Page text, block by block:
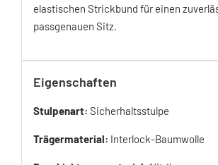
elastischen Strickbund für einen
passgenauen Sitz.
Eigenschaften
Stulpenart: Sicherhaltsstulpe
Trägermaterial: Interlock-Baumwolle